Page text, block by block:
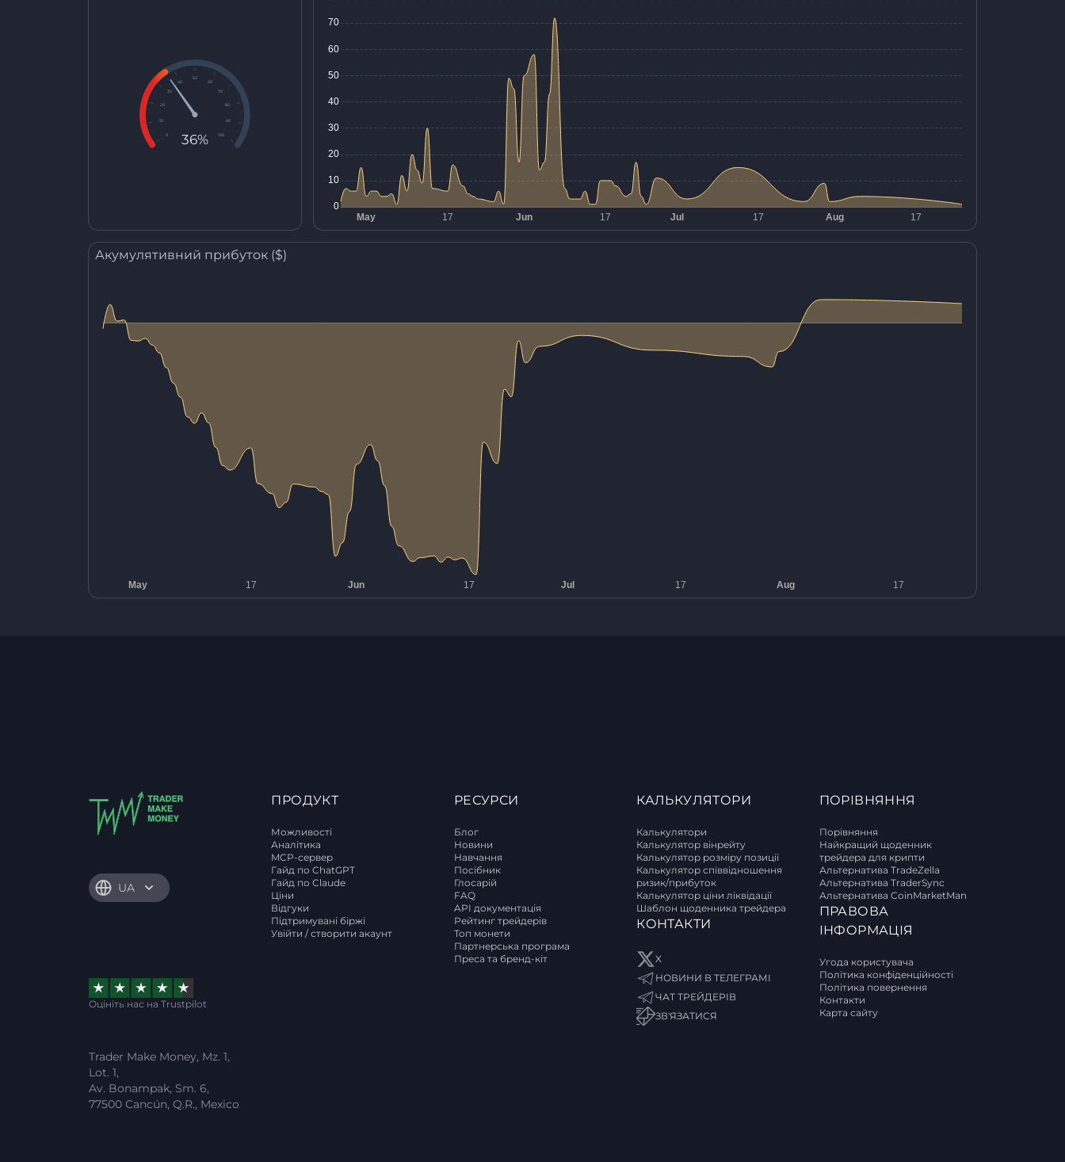
0
10
20
30
40
50
60
70
80
90
100
36%
Акумулятивний прибуток ($)
UA
Оцініть нас на Trustpilot
Trader Make Money, Mz. 1,
Lot. 1,
Av. Bonampak, Sm. 6,
77500 Cancún, Q.R., Mexico
ПРОДУКТ
Можливості
Аналітика
MCP-сервер
Гайд по ChatGPT
Гайд по Claude
Ціни
Відгуки
Підтримувані біржі
Увійти / створити акаунт
РЕСУРСИ
Блог
Новини
Навчання
Посібник
Глосарій
FAQ
API документація
Рейтинг трейдерів
Топ монети
Партнерська програма
Преса та бренд-кіт
КАЛЬКУЛЯТОРИ
Калькулятори
Калькулятор вінрейту
Калькулятор розміру позиції
Калькулятор співвідношення
ризик/прибуток
Калькулятор ціни ліквідації
Шаблон щоденника трейдера
КОНТАКТИ
X
НОВИНИ В ТЕЛЕГРАМІ
ЧАТ ТРЕЙДЕРІВ
ЗВ'ЯЗАТИСЯ
ПОРІВНЯННЯ
Порівняння
Найкращий щоденник
трейдера для крипти
Альтернатива TradeZella
Альтернатива TraderSync
Альтернатива CoinMarketMan
ПРАВОВА
ІНФОРМАЦІЯ
Угода користувача
Політика конфіденційності
Політика повернення
Контакти
Карта сайту